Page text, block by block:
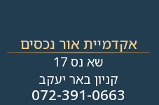
אקדמיית אור נכסים
שא נס 17
קניון באר יעקב
072-391-0663